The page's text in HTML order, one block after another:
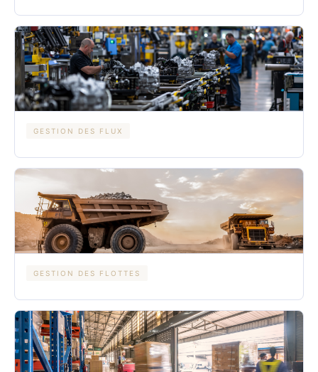
GESTION DES FLUX
GESTION DES FLOTTES